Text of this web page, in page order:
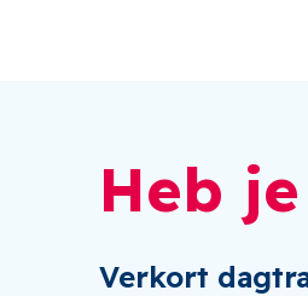
Heb
Verkort